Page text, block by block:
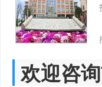
欢迎咨